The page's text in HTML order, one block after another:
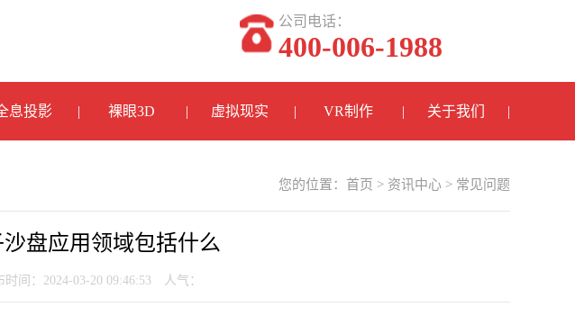
公司电话：
400-006-1988
息投影 裸眼3D 虚拟现实 VR制作 关于我们
您的位置： 首页 > 资讯中心 > 常见问题
沙盘应用领域包括什么
时间：2024-03-20 09:46:53 人气：